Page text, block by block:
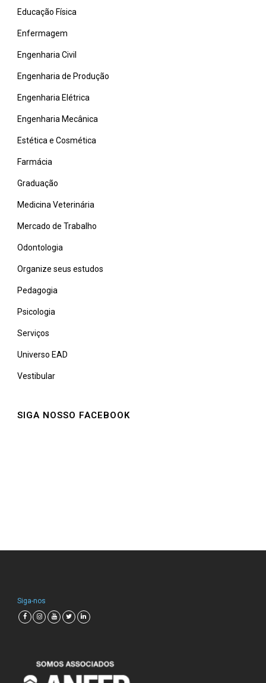
Educação Física
Enfermagem
Engenharia Civil
Engenharia de Produção
Engenharia Elétrica
Engenharia Mecânica
Estética e Cosmética
Farmácia
Graduação
Medicina Veterinária
Mercado de Trabalho
Odontologia
Organize seus estudos
Pedagogia
Psicologia
Serviços
Universo EAD
Vestibular
SIGA NOSSO FACEBOOK
Siga-nos